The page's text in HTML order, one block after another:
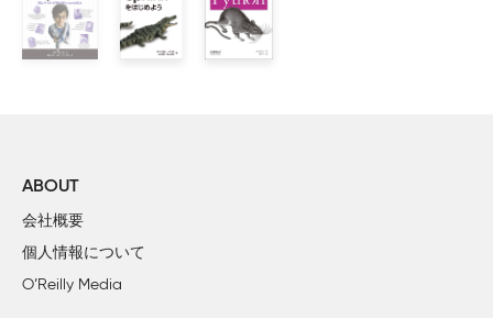
2
■P. 32 5行目からの出力コード
【誤】
[1, 2]
[1, 2, 3]
        3.1.2　文字列
        3.1.3　リスト
    4.2　for文
    4.3　range()関数
    4.5　pass文
    4.6　関数の定義
ABOUT
会社概要
個人情報について
O’Reilly Media